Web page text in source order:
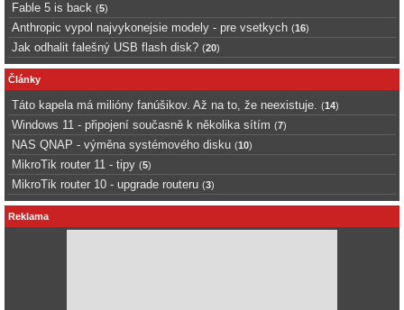
Fable 5 is back (5)
Anthropic vypol najvykonejsie modely - pre vsetkych (16)
Jak odhalit falešný USB flash disk? (20)
Články
Táto kapela má milióny fanúšikov. Až na to, že neexistuje. (14)
Windows 11 - připojení současně k několika sítím (7)
NAS QNAP - výměna systémového disku (10)
MikroTik router 11 - tipy (5)
MikroTik router 10 - upgrade routeru (3)
Reklama